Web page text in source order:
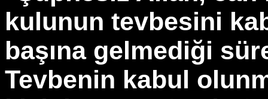
kulunun tevbesini
başına gelmediği
Tevbenin kabul